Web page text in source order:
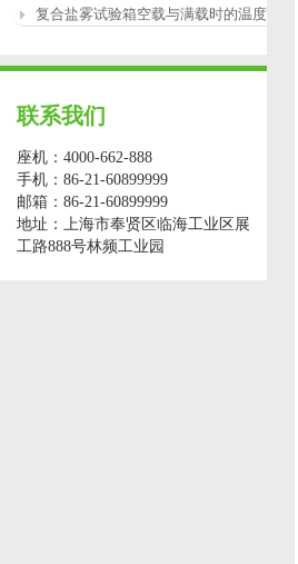
复合盐雾试验箱空载与满载时的温度恢复
联系我们
座机：4000-662-888
手机：86-21-60899999
邮箱：86-21-60899999
地址：上海市奉贤区临海工业区展
工路888号林频工业园